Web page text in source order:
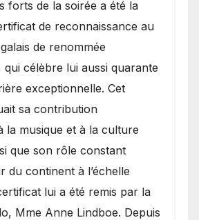
forts de la soirée a été la
de reconnaissance au
de renommée
qui célèbre lui aussi quarante
exceptionnelle. Cet
sa contribution
la musique et à la culture
que son rôle constant
du continent à l’échelle
lui a été remis par la
Mme Anne Lindboe. Depuis